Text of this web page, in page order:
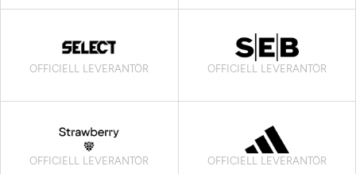
OFFICIELL LEVERANTÖR OFFICIELL LEVERANTÖR
OFFICIELL LEVERANTÖR OFFICIELL LEVERANTÖR